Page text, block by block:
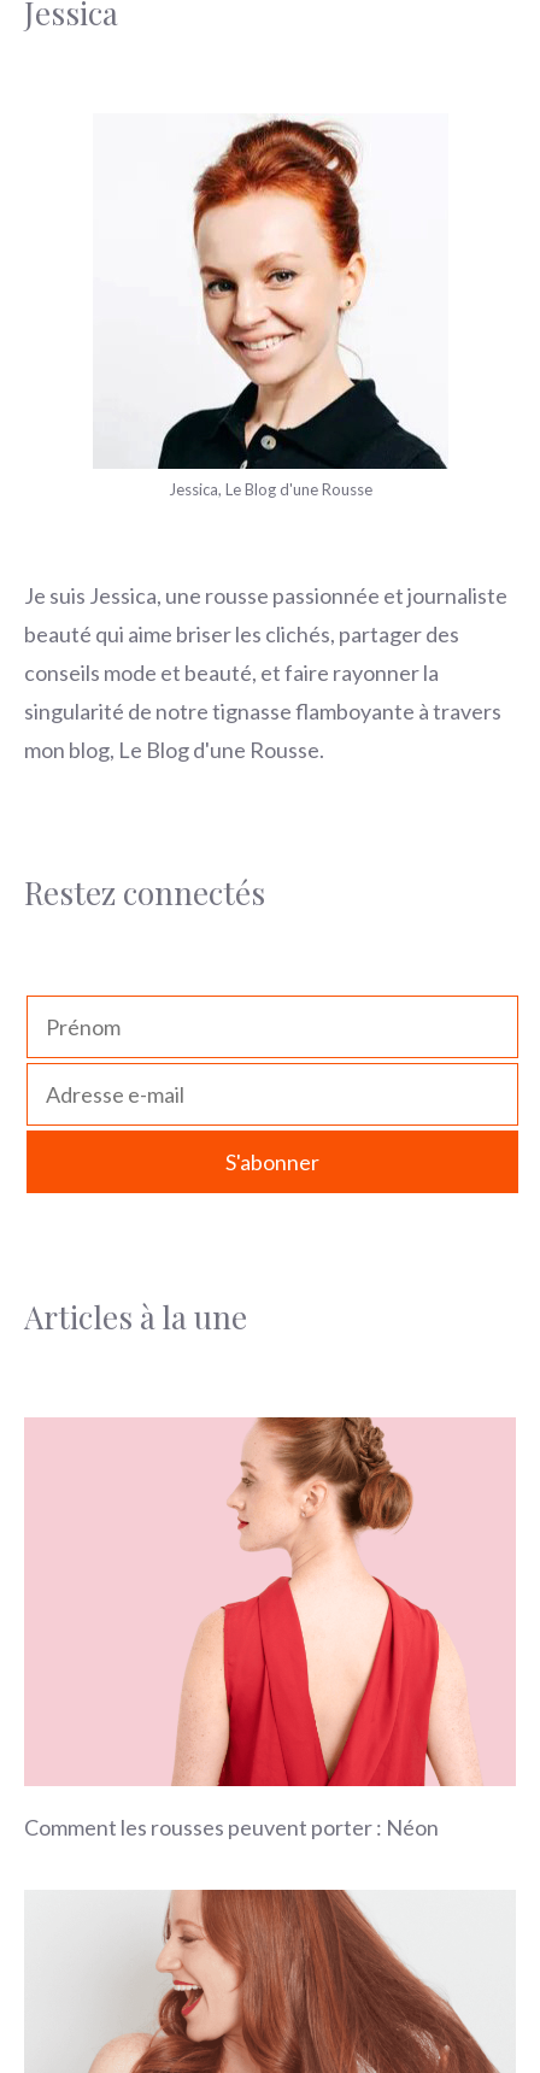
Jessica
Jessica, Le Blog d'une Rousse
Je suis Jessica, une rousse passionnée et journaliste
beauté qui aime briser les clichés, partager des
conseils mode et beauté, et faire rayonner la
singularité de notre tignasse flamboyante à travers
mon blog, Le Blog d'une Rousse.
Restez connectés
Articles à la une
Comment les rousses peuvent porter : Néon